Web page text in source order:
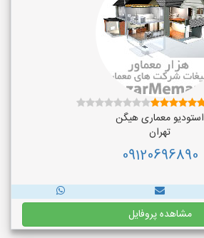
استودیو معماری هیگن
تهران
09120696890
مشاهده پروفایل